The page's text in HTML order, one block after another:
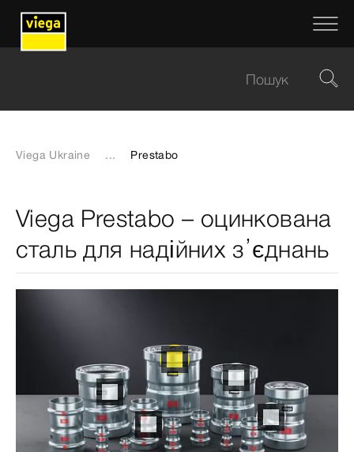
Viega Ukraine ... Prestabo
Viega Prestabo – оцинкована
сталь для надійних з’єднань